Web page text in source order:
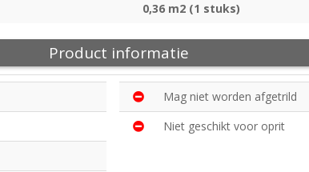
0,36 m2 (1 stuks)
Product informatie
Mag niet worden afgetrild
Niet geschikt voor oprit